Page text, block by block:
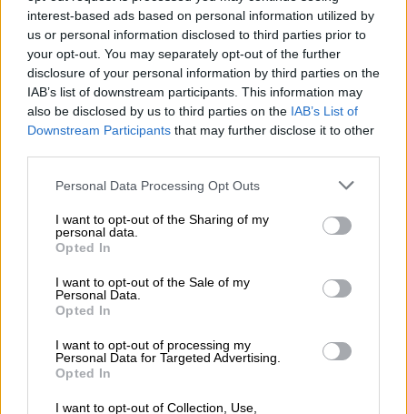
interest-based ads based on personal information utilized by
us or personal information disclosed to third parties prior to
your opt-out. You may separately opt-out of the further
disclosure of your personal information by third parties on the
IAB’s list of downstream participants. This information may
also be disclosed by us to third parties on the IAB’s List of
Downstream Participants that may further disclose it to other
Personal Data Processing Opt Outs
I want to opt-out of the Sharing of my
personal data.
Opted In
I want to opt-out of the Sale of my
Personal Data.
Opted In
I want to opt-out of processing my
Personal Data for Targeted Advertising.
Opted In
I want to opt-out of Collection, Use,
¿La ciudadanía de Occidente
es consciente del riesgo de
una tercera guerra mundial?
Por
Álvaro Frutos Rosado y Gabinete
Geopolítica de Crisis
Suelta y confía
Por María Comesaña
Por Juan Manuel Beltrán
El Conflicto de Oriente Medio:
Un Nuevo Orden Autoritario
en Construcción
Por
Álvaro Frutos Rosado y Gabinete